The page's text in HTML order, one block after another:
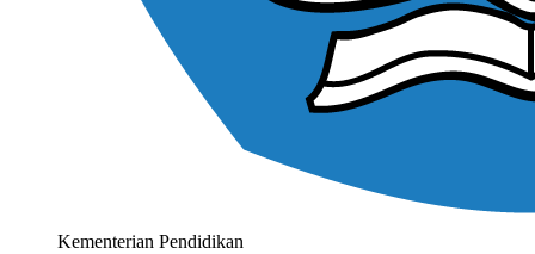
Kementerian Pendidikan